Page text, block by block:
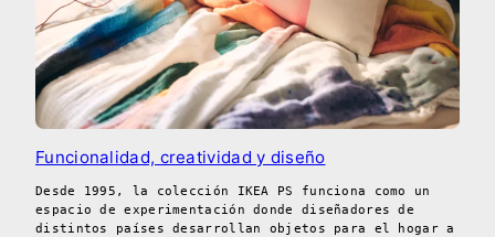
Funcionalidad, creatividad y diseño
Desde 1995, la colección IKEA PS funciona como un
espacio de experimentación donde diseñadores de
distintos países desarrollan objetos para el hogar a